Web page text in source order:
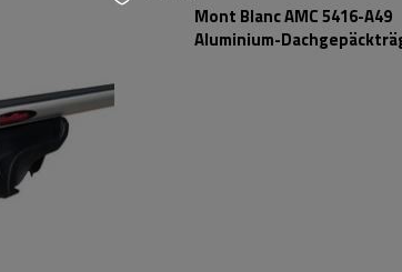
Mont Blanc AMC 5416-A49
Aluminium-